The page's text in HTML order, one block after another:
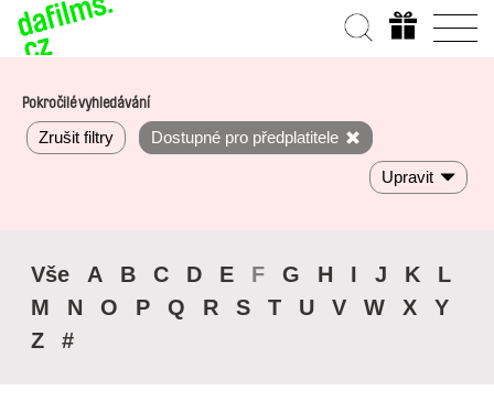
Pokročilé vyhledávání
Zrušit filtry Dostupné pro předplatitele
Upravit
Vše A B C D E F G H I J K
L
M
N O P Q R S T U V W X
Y
Z
#